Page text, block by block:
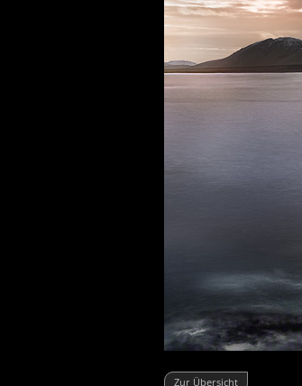
Zur Übersicht